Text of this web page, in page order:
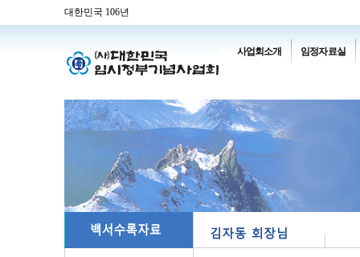
대한민국 106년
사업회소개 임정자료실